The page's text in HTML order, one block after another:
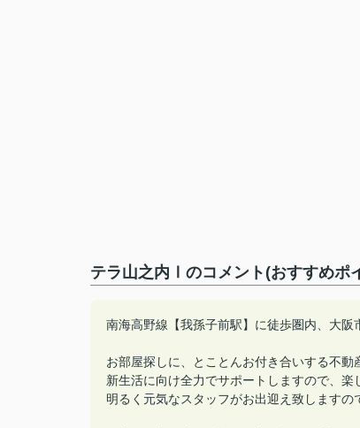
テラ山之内Ⅰのコメント(おすすめポ
南海高野線【我孫子前駅】に徒歩圏内、大
お部屋探しに、とことんお付き合いする不動
新生活に向け全力でサポートしますので、楽
明るく元気なスタッフがお出迎え致しますの